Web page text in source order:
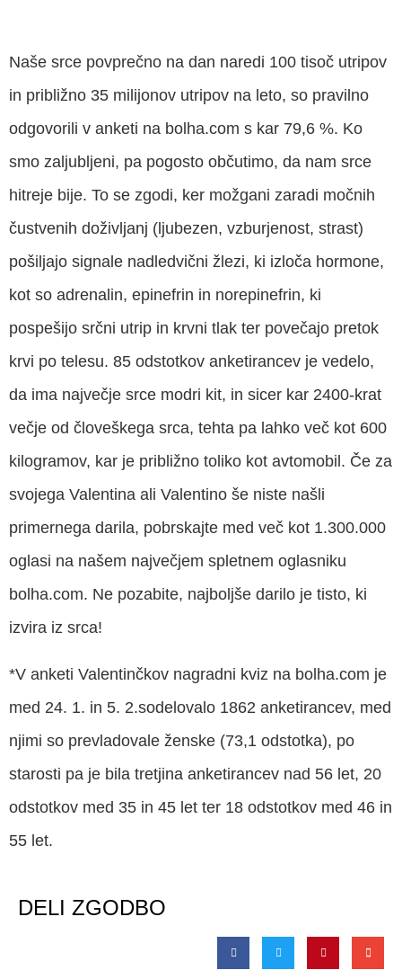
Naše srce povprečno na dan naredi 100 tisoč utripov
in približno 35 milijonov utripov na leto, so pravilno
odgovorili v anketi na bolha.com s kar 79,6 %. Ko
smo zaljubljeni, pa pogosto občutimo, da nam srce
hitreje bije. To se zgodi, ker možgani zaradi močnih
čustvenih doživljanj (ljubezen, vzburjenost, strast)
pošiljajo signale nadledvični žlezi, ki izloča hormone,
kot so adrenalin, epinefrin in norepinefrin, ki
pospešijo srčni utrip in krvni tlak ter povečajo pretok
krvi po telesu. 85 odstotkov anketirancev je vedelo,
da ima največje srce modri kit, in sicer kar 2400-krat
večje od človeškega srca, tehta pa lahko več kot 600
kilogramov, kar je približno toliko kot avtomobil. Če za
svojega Valentina ali Valentino še niste našli
primernega darila, pobrskajte med več kot 1.300.000
oglasi na našem največjem spletnem oglasniku
bolha.com. Ne pozabite, najboljše darilo je tisto, ki
izvira iz srca!
*V anketi Valentinčkov nagradni kviz na bolha.com je
med 24. 1. in 5. 2.sodelovalo 1862 anketirancev, med
njimi so prevladovale ženske (73,1 odstotka), po
starosti pa je bila tretjina anketirancev nad 56 let, 20
odstotkov med 35 in 45 let ter 18 odstotkov med 46 in
55 let.
DELI ZGODBO